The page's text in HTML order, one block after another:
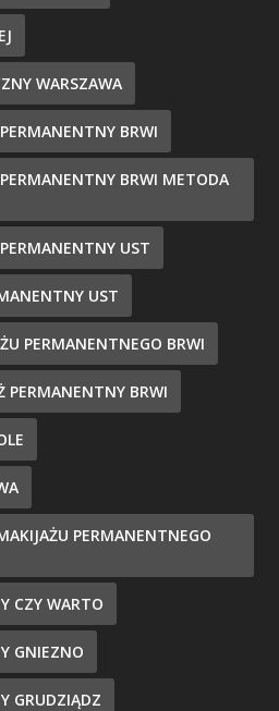
WARSZAWA
BRWI
BRWI METODA
UST
UST
PERMANENTNEGO BRWI
PERMANENTNY BRWI
PERMANENTNEGO
CZY WARTO
GNIEZNO
GRUDZIĄDZ